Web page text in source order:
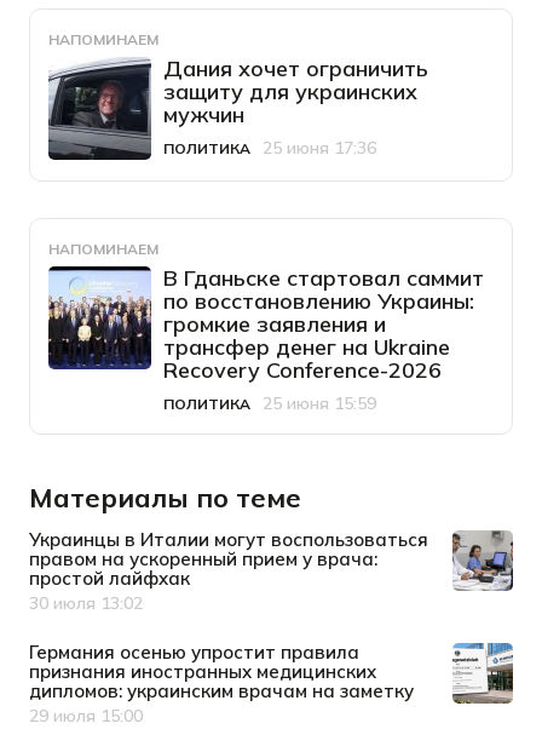
НАПОМИНАЕМ
Дания хочет ограничить
защиту для украинских
мужчин
Категория
ПОЛИТИКА
Дата публикации
25 июня 17:36
НАПОМИНАЕМ
В Гданьске стартовал саммит
по восстановлению Украины:
громкие заявления и
трансфер денег на Ukraine
Recovery Conference-2026
Категория
ПОЛИТИКА
Дата публикации
25 июня 15:59
Материалы по теме
Украинцы в Италии могут воспользоваться
правом на ускоренный прием у врача:
простой лайфхак
Дата публикации
30 июля 13:02
Германия осенью упростит правила
признания иностранных медицинских
дипломов: украинским врачам на заметку
Дата публикации
29 июля 15:00